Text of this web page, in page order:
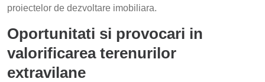
proiectelor de dezvoltare imobiliara.
Oportunitati si provocari in
valorificarea terenurilor
extravilane